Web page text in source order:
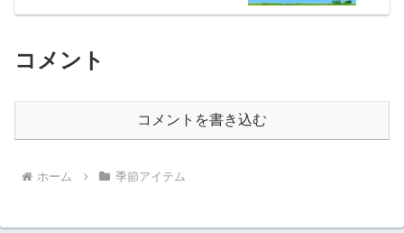
コメント
コメントを書き込む
ホーム 季節アイテム